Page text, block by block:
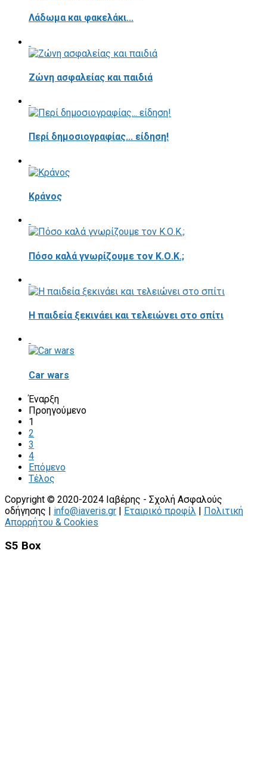
Λάδωμα και φακελάκι...
Ζώνη ασφαλείας και παιδιά
Περί δημοσιογραφίας... είδηση!
Κράνος
Πόσο καλά γνωρίζουμε τον Κ.Ο.Κ.;
Η παιδεία ξεκινάει και τελειώνει στο σπίτι
Car wars
Έναρξη
Προηγούμενο
1
2
3
4
Επόμενο
Τέλος
Copyright © 2020-2024 Ιαβέρης - Σχολή Ασφαλούς
οδήγησης | info@iaveris.gr | Εταιρικό προφίλ | Πολιτική
Απορρήτου & Cookies
S5 Box